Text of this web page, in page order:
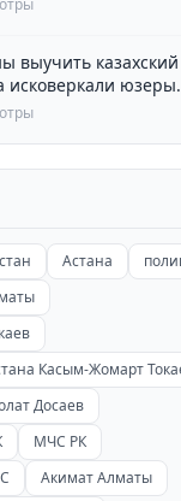
выучить
исковеркали юзеры
Астана
Касым-Жомарт
Досаев
МЧС РК
Акимат Алматы